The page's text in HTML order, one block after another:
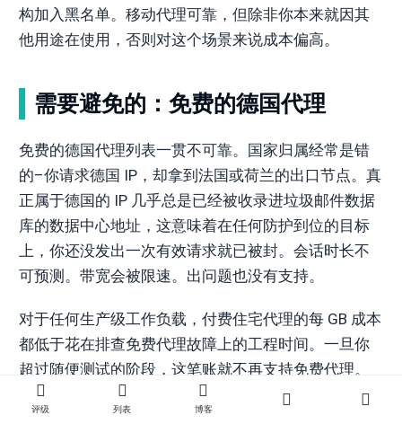
构加入黑名单。移动代理可靠，但除非你本来就因其
他用途在使用，否则对这个场景来说成本偏高。
需要避免的：免费的德国代理
免费的德国代理列表一贯不可靠。国家归属经常是错
的–你请求德国 IP，却拿到法国或荷兰的出口节点。真
正属于德国的 IP 几乎总是已经被收录进垃圾邮件数据
库的数据中心地址，这意味着在任何防护到位的目标
上，你还没发出一次有效请求就已被封。会话时长不
可预测。带宽会被限速。出问题也没有支持。
对于任何生产级工作负载，付费住宅代理的每 GB 成本
都低于花在排查免费代理故障上的工程时间。一旦你
超过随便测试的阶段，这笔账就不再支持免费代理。
评级 列表 博客